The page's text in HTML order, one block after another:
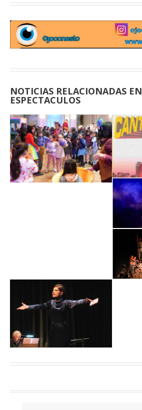
NOTICIAS RELACIONADAS EN
ESPECTACULOS